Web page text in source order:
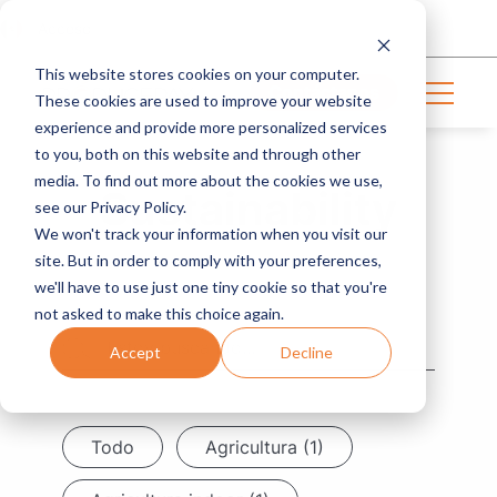
This website stores cookies on your computer.
These cookies are used to improve your website
experience and provide more personalized services
to you, both on this website and through other
media. To find out more about the cookies we use,
see our Privacy Policy.
We won't track your information when you visit our
site. But in order to comply with your preferences,
we'll have to use just one tiny cookie so that you're
not asked to make this choice again.
Accept Decline
Contáctanos
Sustainability
Todo Agricultura (1)